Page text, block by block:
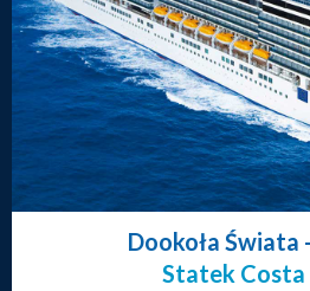
Dookoła Świata
Statek Costa